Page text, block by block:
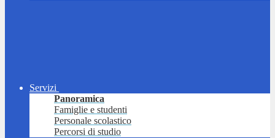
Servizi
Panoramica
Famiglie e studenti
Personale scolastico
Percorsi di studio